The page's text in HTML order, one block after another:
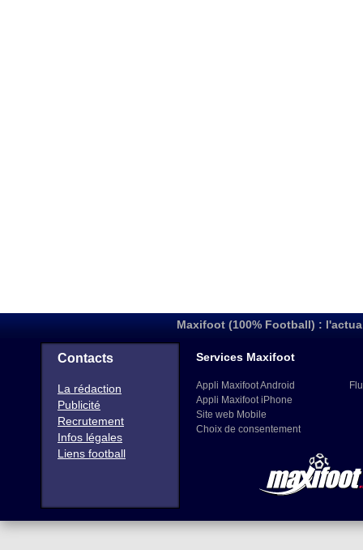
Maxifoot (100% Football) :
Contacts
La rédaction
Publicité
Recrutement
Infos légales
Liens football
Services Maxifoot
Appli Maxifoot Android
Appli Maxifoot iPhone
Site web Mobile
Choix de consentement